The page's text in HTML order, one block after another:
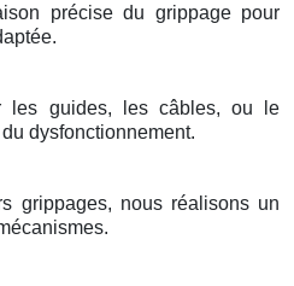
précise du grippage pour
les guides, les câbles, ou le
dysfonctionnement.
grippages, nous réalisons un